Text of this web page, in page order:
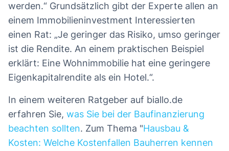
werden.“ Grundsätzlich gibt der Experte allen an
einem Immobilieninvestment Interessierten
einen Rat: „Je geringer das Risiko, umso geringer
ist die Rendite. An einem praktischen Beispiel
erklärt: Eine Wohnimmobilie hat eine geringere
Eigenkapitalrendite als ein Hotel.“.
In einem weiteren Ratgeber auf biallo.de
erfahren Sie, was Sie bei der Baufinanzierung
beachten sollten. Zum Thema "Hausbau &
Kosten: Welche Kostenfallen Bauherren kennen